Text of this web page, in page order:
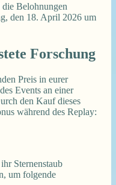
Belohnungen
den 18. April 2026 um
Forschung
Preis in eurer
Events an einer
den Kauf dieses
während des Replay:
Sternenstaub
um folgende